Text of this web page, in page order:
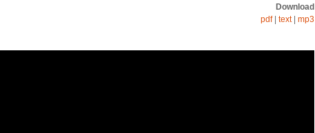
Download
pdf| text| mp3